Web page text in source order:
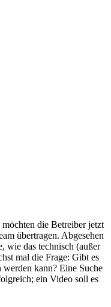
die Betreiber jetzt
übertragen. Abgesehen
wie das technisch (außer
mal die Frage: Gibt es
kann? Eine Suche
ein Video soll es